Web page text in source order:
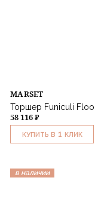
MARSET
Торшер Funiculi
58 116 ₽
КУПИТЬ В 1 КЛИК
в наличии